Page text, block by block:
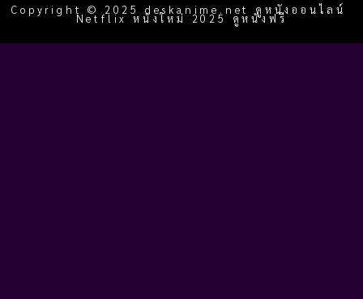
Copyright © 2025 deskanime.net ดูหนังออนไลน์
Netflix หนังใหม่ 2025 ดูหนังฟรี